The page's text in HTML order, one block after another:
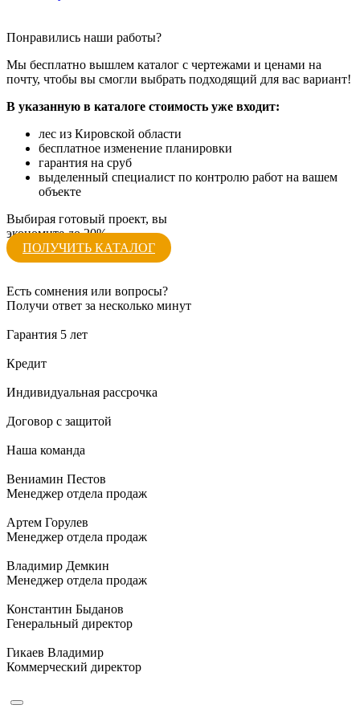
Понравились наши работы?
Мы бесплатно вышлем каталог с чертежами и ценами на
почту, чтобы вы смогли выбрать подходящий для вас вариант!
В указанную в каталоге стоимость уже входит:
лес из Кировской области
бесплатное изменение планировки
гарантия на сруб
выделенный специалист по контролю работ на вашем
объекте
Выбирая готовый проект, вы
экономите до 20%
ПОЛУЧИТЬ КАТАЛОГ
Есть сомнения или вопросы?
Получи ответ за несколько минут
Гарантия 5 лет
Кредит
Индивидуальная рассрочка
Договор с защитой
Наша команда
Вениамин Пестов
Менеджер отдела продаж
Артем Горулев
Менеджер отдела продаж
Владимир Демкин
Менеджер отдела продаж
Константин Быданов
Генеральный директор
Гикаев Владимир
Коммерческий директор